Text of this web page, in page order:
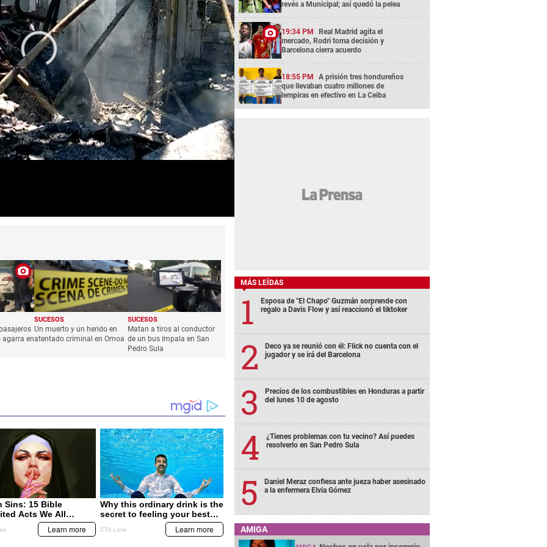
en
SUCESOS
Un muerto y un herido en
atentado criminal en Omoa
SUCESOS
Matan a tiros al conductor
de un bus Impala en San
Pedro Sula
revés a Municipal; así quedó la pelea
19:34 PM Real Madrid agita el
mercado, Rodri toma decisión y
Barcelona cierra acuerdo
18:55 PM A prisión tres hondureños
que llevaban cuatro millones de
lempiras en efectivo en La Ceiba
MÁS LEÍDAS
Esposa de "El Chapo" Guzmán sorprende con
regalo a Davis Flow y así reaccionó el tiktoker
Deco ya se reunió con él: Flick no cuenta con el
jugador y se irá del Barcelona
Precios de los combustibles en Honduras a partir
del lunes 10 de agosto
¿Tienes problemas con tu vecino? Así puedes
resolverlo en San Pedro Sula
Daniel Meraz confiesa ante jueza haber asesinado
a la enfermera Elvia Gómez
AMIGA